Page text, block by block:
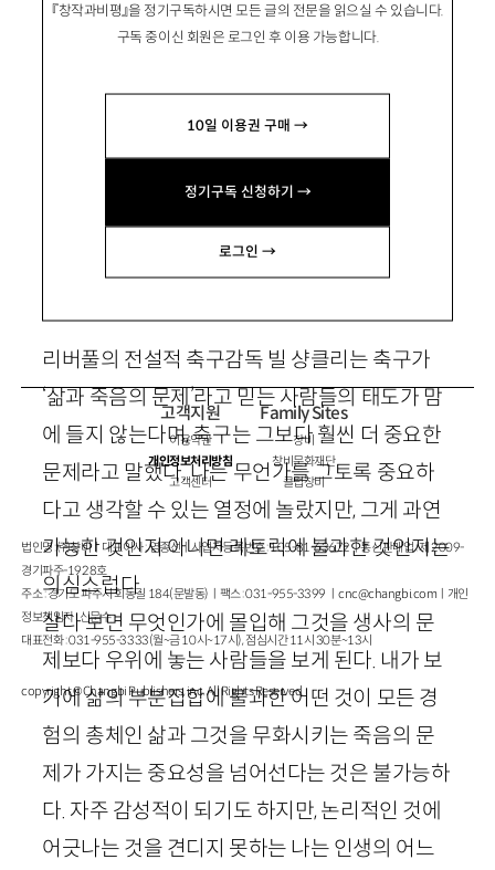
『창작과비평』을 정기구독하시면 모든 글의 전문을 읽으실 수 있습니다.
구독 중이신 회원은 로그인 후 이용 가능합니다.
10일 이용권 구매 →
정기구독 신청하기 →
로그인 →
사 ‘봄’ 대표이자 변호사로 활동중이다.
그래봐야 영화, 그래도 영화!
리버풀의 전설적 축구감독 빌 샹클리는 축구가
‘삶과 죽음의 문제’라고 믿는 사람들의 태도가 맘
에 들지 않는다며, 축구는 그보다 훨씬 더 중요한
문제라고 말했다. 나는 무언가를 그토록 중요하
다고 생각할 수 있는 열정에 놀랐지만, 그게 과연
가능한 것인지 아니면 레토릭에 불과한 것인지는
의심스럽다.
살다 보면 무엇인가에 몰입해 그것을 생사의 문
제보다 우위에 놓는 사람들을 보게 된다. 내가 보
기에 삶의 부분집합에 불과한 어떤 것이 모든 경
험의 총체인 삶과 그것을 무화시키는 죽음의 문
제가 가지는 중요성을 넘어선다는 것은 불가능하
다. 자주 감성적이 되기도 하지만, 논리적인 것에
어긋나는 것을 견디지 못하는 나는 인생의 어느
고객지원
이용약관
개인정보처리방침
고객센터
Family Sites
창비
창비문화재단
클럽창비
법인명 : ㈜창비ㅣ대표이사 : 염종선ㅣ사업자등록번호 : 105-81-63672ㅣ통신판매업 : 제 2009-
경기파주-1928호
주소 : 경기도 파주시 회동길 184(문발동)ㅣ팩스 : 031-955-3399 ㅣcnc@changbi.com ㅣ개인
정보책임자 : 신문수
대표전화 : 031-955-3333(월~금 10시~17시), 점심시간 11시 30분~13시
copyright © Changbi Publishers, inc. All Rights Reserved.